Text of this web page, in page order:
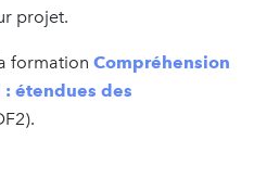
projet.
formation Compréhension
étendues des